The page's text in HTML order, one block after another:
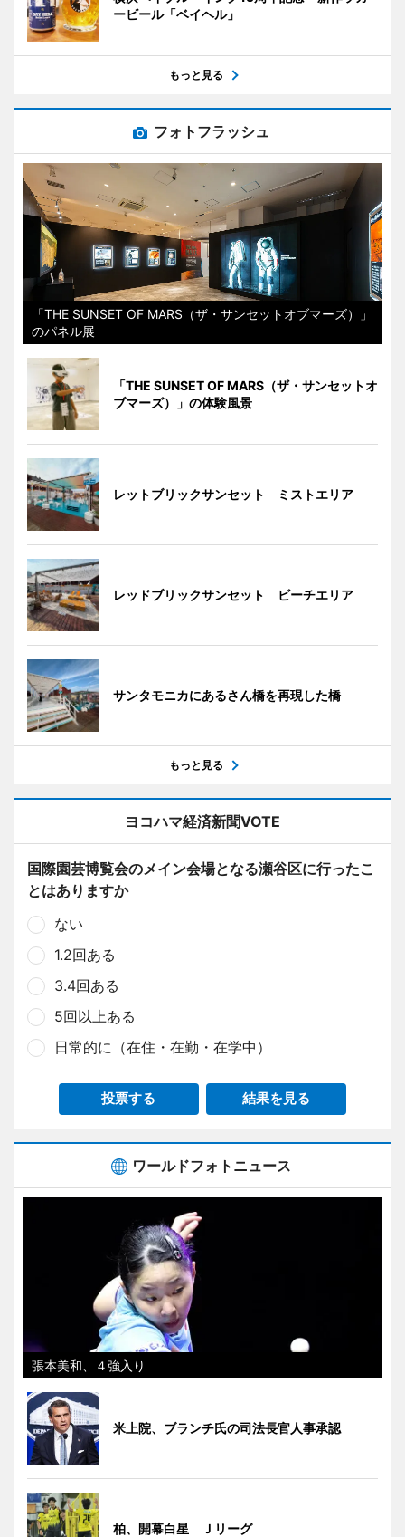
ービール「ベイヘル」
もっと見る
フォトフラッシュ
「THE SUNSET OF MARS（ザ・サンセットオブマーズ）」
のパネル展
「THE SUNSET OF MARS（ザ・サンセットオ
ブマーズ）」の体験風景
レットブリックサンセット ミストエリア
レッドブリックサンセット ビーチエリア
サンタモニカにあるさん橋を再現した橋
もっと見る
ヨコハマ経済新聞VOTE
国際園芸博覧会のメイン会場となる瀬谷区に行ったこ
とはありますか
ない
1.2回ある
3.4回ある
5回以上ある
日常的に（在住・在勤・在学中）
投票する 結果を見る
ワールドフォトニュース
張本美和、４強入り
米上院、ブランチ氏の司法長官人事承認
柏、開幕白星 Ｊリーグ